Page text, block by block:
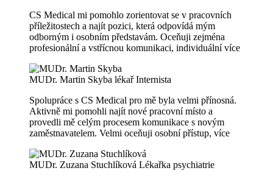
CS Medical mi pomohlo zorientovat se v pracovních
příležitostech a najít pozici, která odpovídá mým
odborným i osobním představám. Oceňuji zejména
profesionální a vstřícnou komunikaci, individuálnívíce
MUDr. Martin Skyba lékař Internista
Spolupráce s CS Medical pro mě byla velmi přínosná.
Aktivně mi pomohli najít nové pracovní místo a
provedli mě celým procesem komunikace s novým
zaměstnavatelem. Velmi oceňuji osobní přístup, více
MUDr. Zuzana Stuchlíková Lékařka psychiatrie